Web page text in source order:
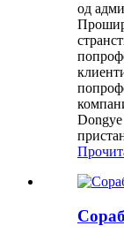
од